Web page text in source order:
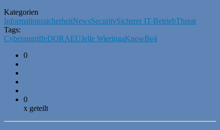
Kategorien
InformationssicherheitNewsSecuritySicherer IT-BetriebThreat
Tags:
CyberangriffeDORAEUJelle WieringaKnowBe4
0
0
x geteilt